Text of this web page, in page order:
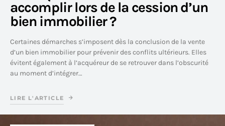
accomplir lors de la cession d’un
bien immobilier ?
Certaines démarches s’imposent dès la conclusion de la vente
d’un bien immobilier pour prévenir des conflits ultérieurs. Elles
évitent également à l’acquéreur de se retrouver dans l’obscurité
au moment d’intégrer…
LIRE L'ARTICLE